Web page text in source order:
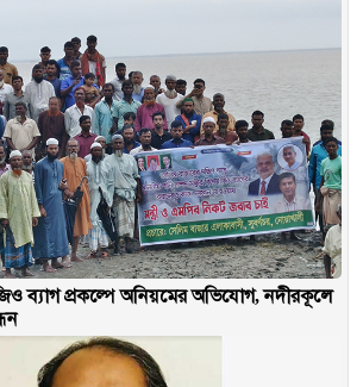
ব্যাগ প্রকল্পে অনিয়মের অভিযোগ, নদীরকূলে